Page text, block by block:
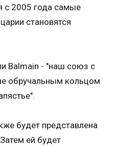
с 2005 года самые
становятся
Balmain - "наш союз с
обручальным кольцом
будет представлена
ей будет